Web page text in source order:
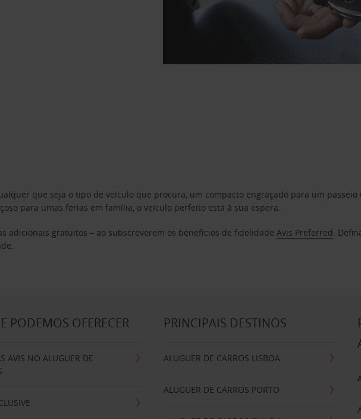
que seja o tipo de veículo que procura, um compacto engraçado para um
para umas férias em família, o veículo perfeito está à sua espera.
adicionais gratuitos – ao subscreverem os benefícios de fidelidadeAvis Preferred.
PODEMOS OFERECER
AVIS NO ALUGUER DE
PRINCIPAIS DESTINOS
ALUGUER DE CARROS LISBOA
ALUGUER DE CARROS PORTO